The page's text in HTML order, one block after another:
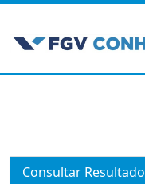
Consultar Resultado